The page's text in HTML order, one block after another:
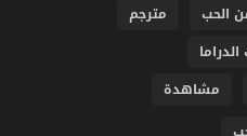
الحب
مترجم
مشاهدة